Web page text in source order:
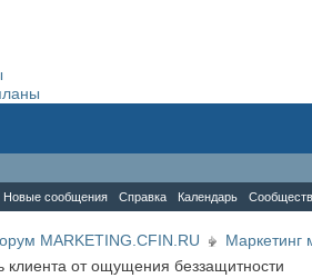
Новые сообщения Справка Календарь
MARKETING.CFIN.RU
Маркетинг
клиента от ощущения беззащитности